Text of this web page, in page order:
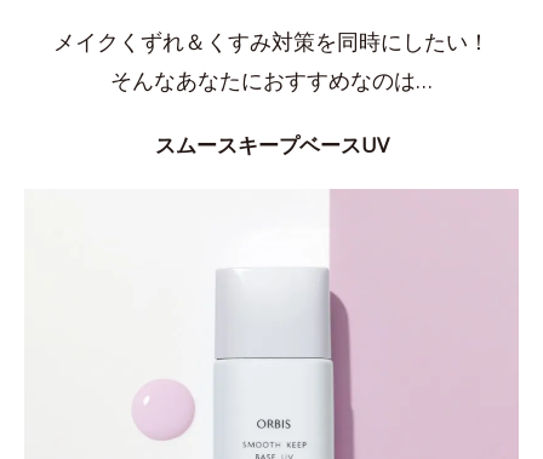
メイクくずれ＆くすみ対策を同時にしたい！
そんなあなたにおすすめなのは…
スムースキープベースUV